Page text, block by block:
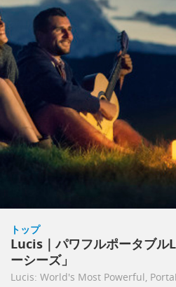
トップ
Lucis｜パワフルポータブル
ーシーズ」
Lucis: World's Most Powerful,